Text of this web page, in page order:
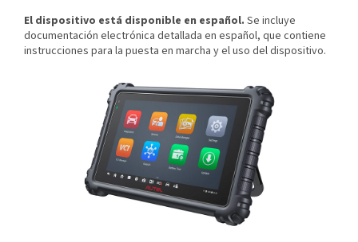
El dispositivo está disponible en español. Se incluye
documentación electrónica detallada en español, que contiene
instrucciones para la puesta en marcha y el uso del dispositivo.